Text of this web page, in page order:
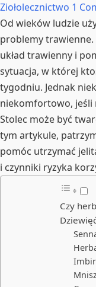
Ziołolecznictwo 1
Od wieków ludzie
problemy
układ trawienny i
sytuacja, w której
tygodniu. Jednak
niekomfortowo, jeśli
Stolec może być
tym artykule,
pomóc utrzymać
i czynniki ryzyka
Czy
Imbir